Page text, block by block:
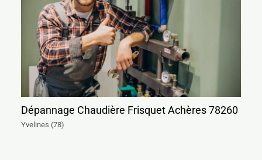
Dépannage Chaudière Frisquet Achères 78260
Yvelines (78)